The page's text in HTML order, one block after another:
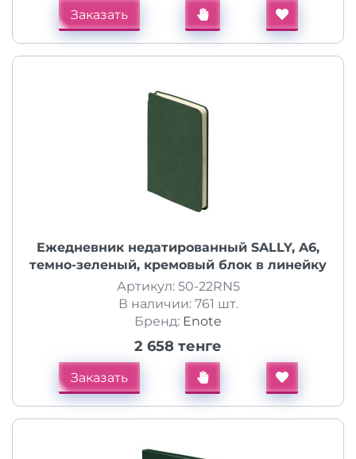
Заказать
Ежедневник недатированный SALLY, A6,
темно-зеленый, кремовый блок в линейку
Артикул: 50-22RN5
В наличии: 761 шт.
Бренд: Enote
2 658 тенге
Заказать